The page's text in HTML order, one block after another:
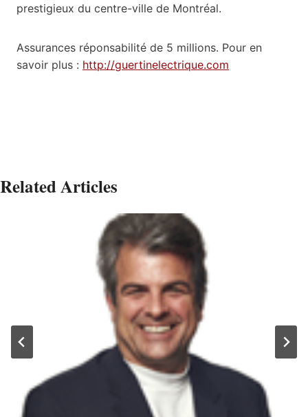
prestigieux du centre-ville de Montréal.
Assurances réponsabilité de 5 millions. Pour en
savoir plus : http://guertinelectrique.com
Related Articles